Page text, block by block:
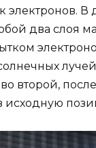
электронов.
два слоя
второй,
исходную